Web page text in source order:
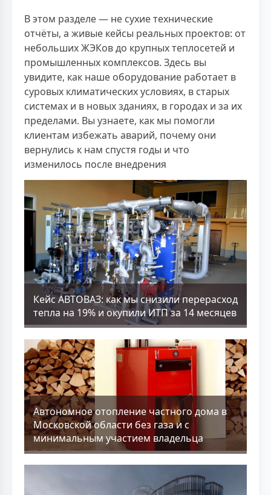
В этом разделе — не сухие технические
отчёты, а живые кейсы реальных проектов: от
небольших ЖЭКов до крупных теплосетей и
промышленных комплексов. Здесь вы
увидите, как наше оборудование работает в
суровых климатических условиях, в старых
системах и в новых зданиях, в городах и за их
пределами. Вы узнаете, как мы помогли
клиентам избежать аварий, почему они
вернулись к нам спустя годы и что
изменилось после внедрения
Кейс АВТОВАЗ: как мы снизили перерасход
тепла на 19% и окупили ИТП за 14 месяцев
Aвтономное отопление частного дома в
Московской области без газа и с
минимальным участием владельца